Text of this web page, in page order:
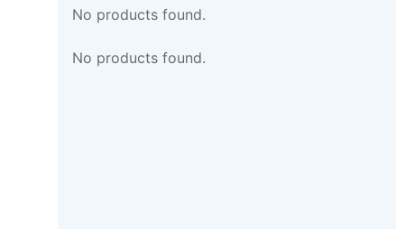
No products found.
No products found.